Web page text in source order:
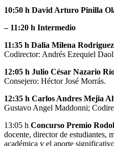
10:50 h David Arturo Pinilla
– 11:20 h Intermedio
11:35 h Dalia Milena
Codirector: Andrés Ezequiel
12:05 h Julio César Nazario
Consejero: Héctor José Morrás.
12:35 h Carlos Andres Mejia
Gustavo Angel Maddonni;
13:05 h Concurso Premio
docente, director de estudiantes,
académica y el aporte